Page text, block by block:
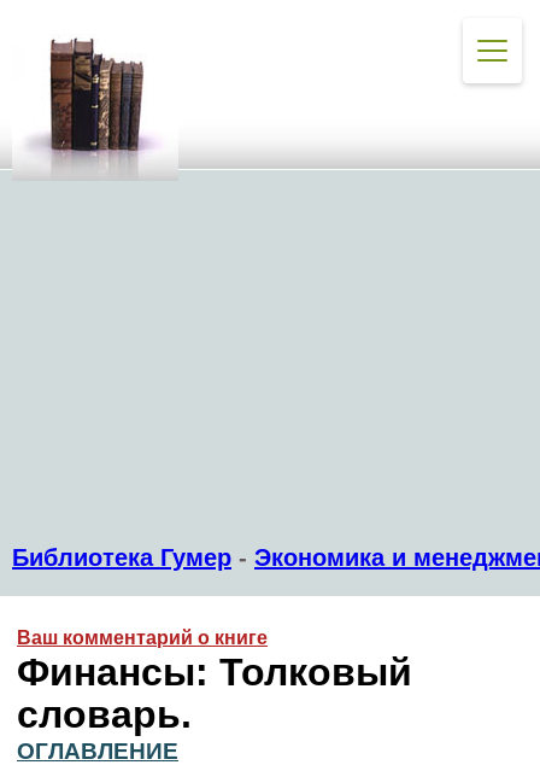
Библиотека Гумер - Экономика и
Ваш комментарий о книге
Финансы: Толковый
словарь.
ОГЛАВЛЕНИЕ